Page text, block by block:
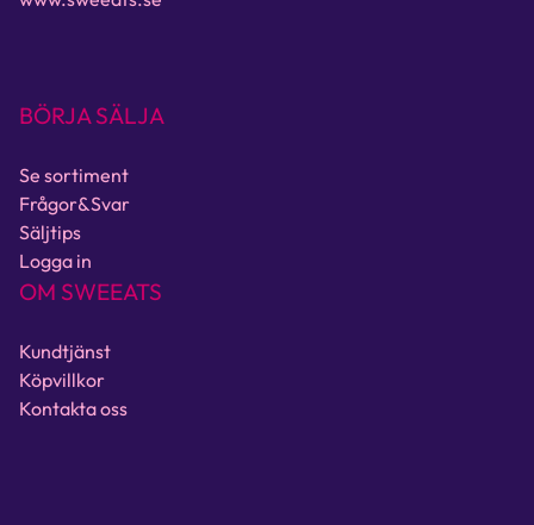
BÖRJA SÄLJA
Se sortiment
Frågor&Svar
Säljtips
Logga in
OM SWEEATS
Kundtjänst
Köpvillkor
Kontakta oss